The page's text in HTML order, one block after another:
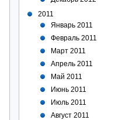
2011
Январь 2011
Февраль 2011
Март 2011
Апрель 2011
Май 2011
Июнь 2011
Июль 2011
Август 2011